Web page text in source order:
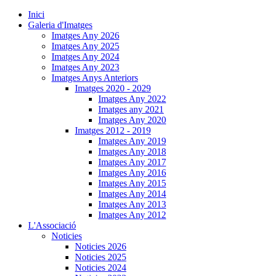
Inici
Galeria d'Imatges
Imatges Any 2026
Imatges Any 2025
Imatges Any 2024
Imatges Any 2023
Imatges Anys Anteriors
Imatges 2020 - 2029
Imatges Any 2022
Imatges any 2021
Imatges Any 2020
Imatges 2012 - 2019
Imatges Any 2019
Imatges Any 2018
Imatges Any 2017
Imatges Any 2016
Imatges Any 2015
Imatges Any 2014
Imatges Any 2013
Imatges Any 2012
L'Associació
Noticies
Noticies 2026
Noticies 2025
Noticies 2024